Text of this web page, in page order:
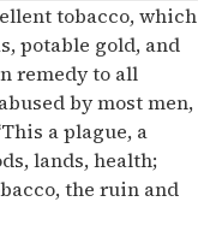
tobacco, which
potable gold, and
remedy to all
by most men,
a plague, a
lands, health;
the ruin and